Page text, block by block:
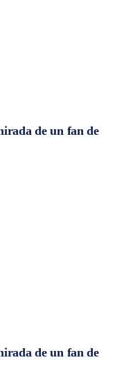
de un fan de
de un fan de